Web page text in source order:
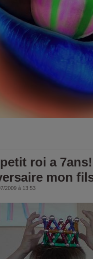
roi a
mon
2009 à 13:53